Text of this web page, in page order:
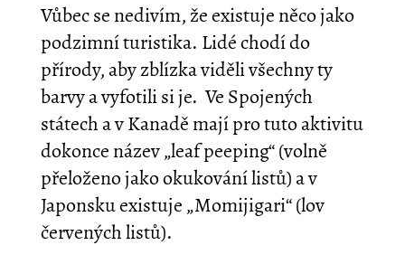
Vůbec se nedivím, že existuje něco jako
podzimní turistika. Lidé chodí do
přírody, aby zblízka viděli všechny ty
barvy a vyfotili si je. Ve Spojených
státech a v Kanadě mají pro tuto aktivitu
dokonce název „leaf peeping“ (volně
přeloženo jako okukování listů) a v
Japonsku existuje „Momijigari“ (lov
červených listů).